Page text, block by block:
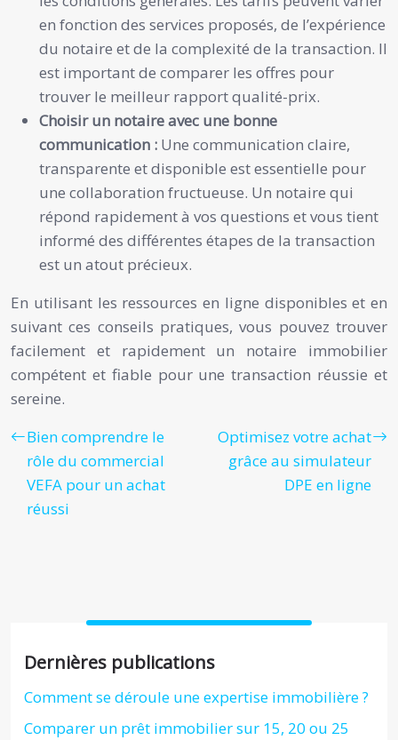
en fonction des services proposés, de l’expérience
du notaire et de la complexité de la transaction. Il
est important de comparer les offres pour
trouver le meilleur rapport qualité-prix.
Choisir un notaire avec une bonne
communication : Une communication claire,
transparente et disponible est essentielle pour
une collaboration fructueuse. Un notaire qui
répond rapidement à vos questions et vous tient
informé des différentes étapes de la transaction
est un atout précieux.
En utilisant les ressources en ligne disponibles et en
suivant ces conseils pratiques, vous pouvez trouver
facilement et rapidement un notaire immobilier
compétent et fiable pour une transaction réussie et
sereine.
Bien comprendre le
rôle du commercial
VEFA pour un achat
réussi
Optimisez votre achat
grâce au simulateur
DPE en ligne
Dernières publications
Comment se déroule une expertise immobilière ?
Comparer un prêt immobilier sur 15, 20 ou 25